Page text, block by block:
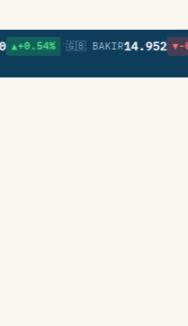
🇬🇧 BAKIR14.952 ▼-0.39%